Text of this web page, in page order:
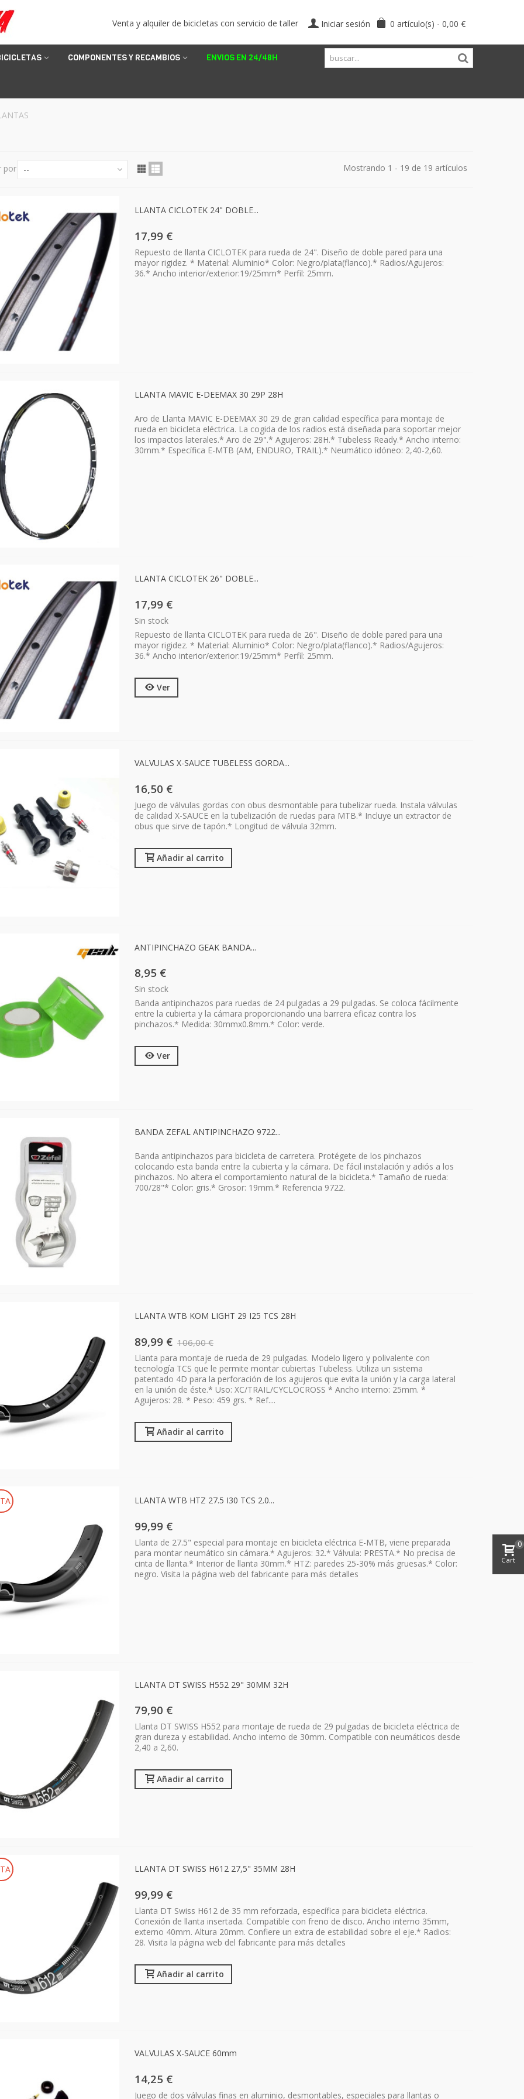
0 artículo(s) - 0,00 €
Iniciar sesión
Venta y alquiler de bicicletas con servicio de taller
COMPONENTES Y RECAMBIOS ENVIOS EN 24/48H
por -- Mostrando 1 - 19 de 19 artículos
LLANTA CICLOTEK 24" DOBLE...
17,99 €
Repuesto de llanta CICLOTEK para rueda de 24". Diseño de doble pared para una
mayor rigidez. * Material: Aluminio* Color: Negro/plata(flanco).* Radios/Agujeros:
36.* Ancho interior/exterior:19/25mm* Perfil: 25mm.
LLANTA MAVIC E-DEEMAX 30 29P 28H
Aro de Llanta MAVIC E-DEEMAX 30 29 de gran calidad específica para montaje de
rueda en bicicleta eléctrica. La cogida de los radios está diseñada para soportar mejor
los impactos laterales.* Aro de 29".* Agujeros: 28H.* Tubeless Ready.* Ancho interno:
30mm.* Específica E-MTB (AM, ENDURO, TRAIL).* Neumático idóneo: 2,40-2,60.
LLANTA CICLOTEK 26" DOBLE...
17,99 €
Sin stock
Repuesto de llanta CICLOTEK para rueda de 26". Diseño de doble pared para una
mayor rigidez. * Material: Aluminio* Color: Negro/plata(flanco).* Radios/Agujeros:
36.* Ancho interior/exterior:19/25mm* Perfil: 25mm.
Ver
VALVULAS X-SAUCE TUBELESS GORDA...
16,50 €
Juego de válvulas gordas con obus desmontable para tubelizar rueda. Instala válvulas
de calidad X-SAUCE en la tubelización de ruedas para MTB.* Incluye un extractor de
obus que sirve de tapón.* Longitud de válvula 32mm.
Añadir al carrito
ANTIPINCHAZO GEAK BANDA...
8,95 €
Sin stock
Banda antipinchazos para ruedas de 24 pulgadas a 29 pulgadas. Se coloca fácilmente
entre la cubierta y la cámara proporcionando una barrera eficaz contra los
pinchazos.* Medida: 30mmx0.8mm.* Color: verde.
Ver
BANDA ZEFAL ANTIPINCHAZO 9722...
Banda antipinchazos para bicicleta de carretera. Protégete de los pinchazos
colocando esta banda entre la cubierta y la cámara. De fácil instalación y adiós a los
pinchazos. No altera el comportamiento natural de la bicicleta.* Tamaño de rueda:
700/28"* Color: gris.* Grosor: 19mm.* Referencia 9722.
LLANTA WTB KOM LIGHT 29 I25 TCS 28H
89,99 € 106,00 €
Llanta para montaje de rueda de 29 pulgadas. Modelo ligero y polivalente con
tecnología TCS que le permite montar cubiertas Tubeless. Utiliza un sistema
patentado 4D para la perforación de los agujeros que evita la unión y la carga lateral
en la unión de éste.* Uso: XC/TRAIL/CYCLOCROSS * Ancho interno: 25mm. *
Agujeros: 28. * Peso: 459 grs. * Ref....
Añadir al carrito
LLANTA WTB HTZ 27.5 I30 TCS 2.0...
99,99 €
Llanta de 27.5" especial para montaje en bicicleta eléctrica E-MTB, viene preparada
para montar neumático sin cámara.* Agujeros: 32.* Válvula: PRESTA.* No precisa de
cinta de llanta.* Interior de llanta 30mm.* HTZ: paredes 25-30% más gruesas.* Color:
negro. Visita la página web del fabricante para más detalles
LLANTA DT SWISS H552 29" 30MM 32H
79,90 €
Llanta DT SWISS H552 para montaje de rueda de 29 pulgadas de bicicleta eléctrica de
gran dureza y estabilidad. Ancho interno de 30mm. Compatible con neumáticos desde
2,40 a 2,60.
Añadir al carrito
LLANTA DT SWISS H612 27,5" 35MM 28H
99,99 €
Llanta DT Swiss H612 de 35 mm reforzada, específica para bicicleta eléctrica.
Conexión de llanta insertada. Compatible con freno de disco. Ancho interno 35mm,
externo 40mm. Altura 20mm. Confiere un extra de estabilidad sobre el eje.* Radios:
28. Visita la página web del fabricante para más detalles
Añadir al carrito
VALVULAS X-SAUCE 60mm
14,25 €
Juego de dos válvulas finas en aluminio, desmontables, especiales para llantas o
Cart
0